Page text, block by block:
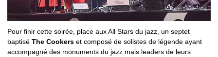
Pour finir cette soirée, place aux All Stars du jazz, un septet
baptisé The Cookers et composé de solistes de légende ayant
accompagné des monuments du jazz mais leaders de leurs